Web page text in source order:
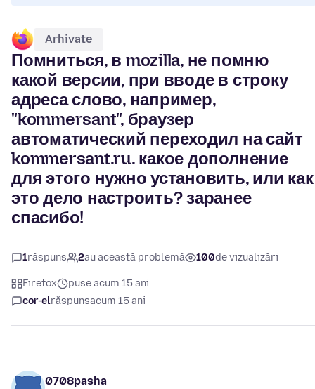
Arhivate
Помниться, в mozilla, не помню
какой версии, при вводе в строку
адреса слово, например,
"kommersant", браузер
автоматический переходил на сайт
kommersant.ru. какое дополнение
для этого нужно установить, или как
это дело настроить? заранее
спасибо!
1răspuns 2au această problemă 100de vizualizări
Firefox
puse acum 15 ani
cor-elrăspunsacum 15 ani
0708pasha